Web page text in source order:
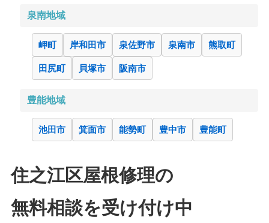
泉南地域
岬町 岸和田市 泉佐野市 泉南市 熊取町
田尻町 貝塚市 阪南市
豊能地域
池田市 箕面市 能勢町 豊中市 豊能町
住之江区屋根修理の
無料相談を受け付け中